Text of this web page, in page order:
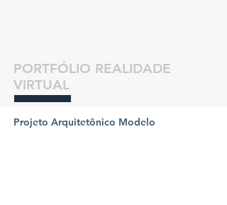
PORTFÓLIO REALIDADE
VIRTUAL
Projeto Arquitetônico Modelo